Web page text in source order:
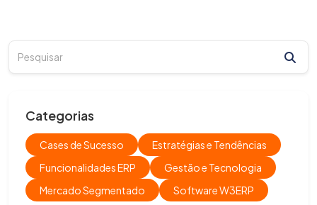
Categorias
Cases de Sucesso
Estratégias e Tendências
Funcionalidades ERP
Gestão e Tecnologia
Mercado Segmentado
Software W3ERP